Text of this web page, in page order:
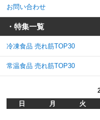
お問い合わせ
・特集一覧
冷凍食品 売れ筋TOP30
常温食品 売れ筋TOP30
日
月 火